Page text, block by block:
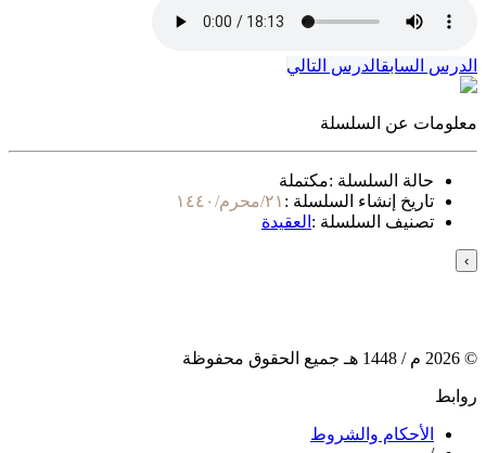
الدرس السابقالدرس التالي
معلومات عن السلسلة
حالة السلسلة :مكتملة
تاريخ إنشاء السلسلة : ٢١/محرم/١٤٤٠
تصنيف السلسلة : العقيدة
›
©
2026 م / 1448 هـ جميع الحقوق محفوظة
روابط
الأحكام والشروط